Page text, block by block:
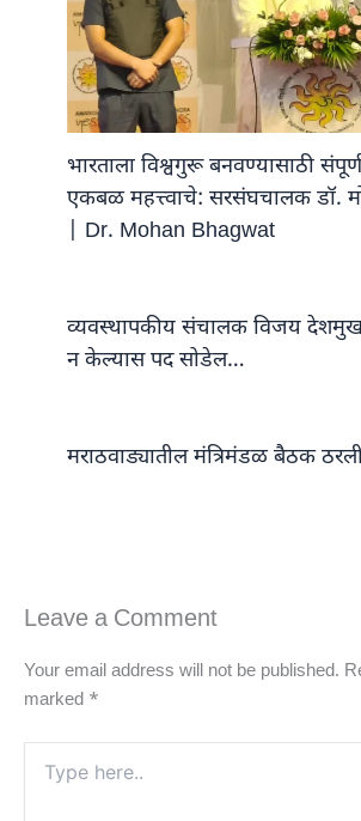
भारताला विश्वगुरू बनवण्यासाठी
एकबळ महत्त्वाचे: सरसंघचालक डॉ.
| Dr. Mohan Bhagwat
व्यवस्थापकीय संचालक विजय देशमुख
न केल्यास पद सोडेल…
मराठवाड्यातील मंत्रिमंडळ बैठक
Leave a Comment
Your email address will not be published.
marked *
here..